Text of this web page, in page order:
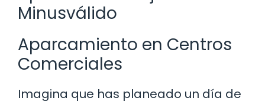
Minusválido
Aparcamiento en Centros
Comerciales
Imagina que has planeado un día de